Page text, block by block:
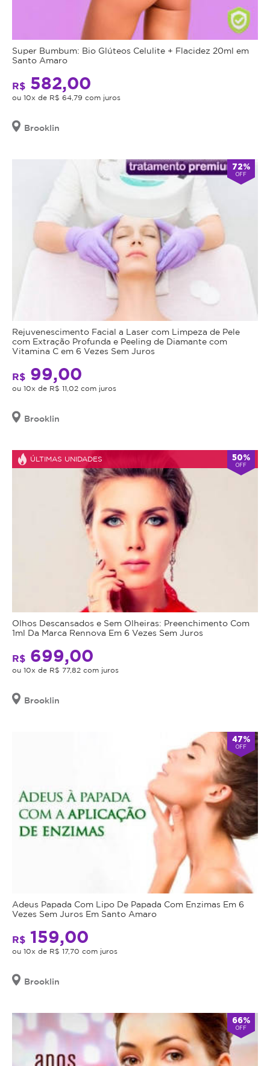
Super Bumbum: Bio Glúteos Celulite + Flacidez 20ml em
Santo Amaro
R$ 582,00
ou 10x de R$ 64,79 com juros
Brooklin
72%
OFF
Rejuvenescimento Facial a Laser com Limpeza de Pele
com Extração Profunda e Peeling de Diamante com
Vitamina C em 6 Vezes Sem Juros
R$ 99,00
ou 10x de R$ 11,02 com juros
Brooklin
ÚLTIMAS UNIDADES 50%
OFF
Olhos Descansados e Sem Olheiras: Preenchimento Com
1ml Da Marca Rennova Em 6 Vezes Sem Juros
R$ 699,00
ou 10x de R$ 77,82 com juros
Brooklin
47%
OFF
Adeus Papada Com Lipo De Papada Com Enzimas Em 6
Vezes Sem Juros Em Santo Amaro
R$ 159,00
ou 10x de R$ 17,70 com juros
Brooklin
66%
OFF